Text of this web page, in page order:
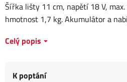
Šířka lišty 11 cm, napětí 18 V,
hmotnost 1,7 kg. Akumulátor a
Celý popis
K poptání